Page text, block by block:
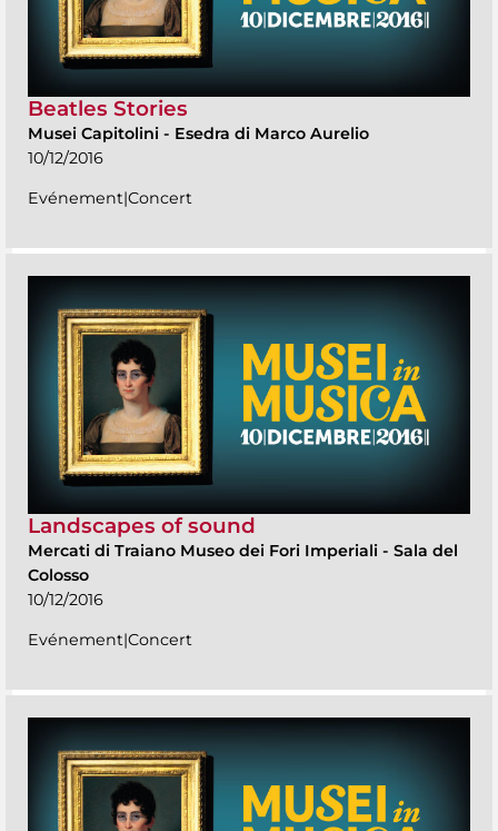
Beatles Stories
Musei Capitolini - Esedra di Marco Aurelio
10/12/2016
Evénement|Concert
Landscapes of sound
Mercati di Traiano Museo dei Fori Imperiali - Sala del
Colosso
10/12/2016
Evénement|Concert